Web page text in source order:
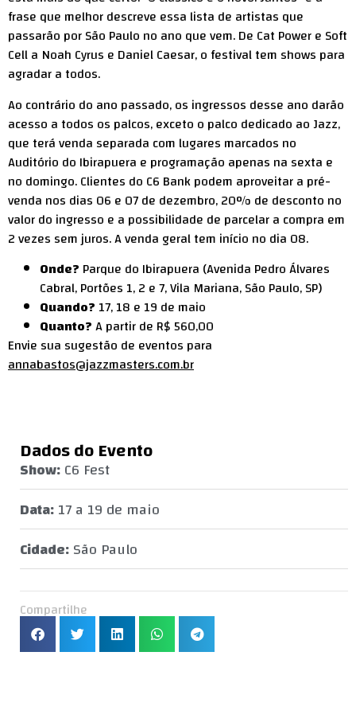
frase que melhor descreve essa lista de artistas que
passarão por São Paulo no ano que vem. De Cat Power e Soft
Cell a Noah Cyrus e Daniel Caesar, o festival tem shows para
agradar a todos.
Ao contrário do ano passado, os ingressos desse ano darão
acesso a todos os palcos, exceto o palco dedicado ao Jazz,
que terá venda separada com lugares marcados no
Auditório do Ibirapuera e programação apenas na sexta e
no domingo. Clientes do C6 Bank podem aproveitar a pré-
venda nos dias 06 e 07 de dezembro, 20% de desconto no
valor do ingresso e a possibilidade de parcelar a compra em
2 vezes sem juros. A venda geral tem início no dia 08.
Onde? Parque do Ibirapuera (Avenida Pedro Álvares
Cabral, Portões 1, 2 e 7, Vila Mariana, São Paulo, SP)
Quando? 17, 18 e 19 de maio
Quanto?A partir de R$ 560,00
Envie sua sugestão de eventos para
annabastos@jazzmasters.com.br
Dados do Evento
Show:C6 Fest
Data:17 a 19 de maio
Cidade:São Paulo
Compartilhe